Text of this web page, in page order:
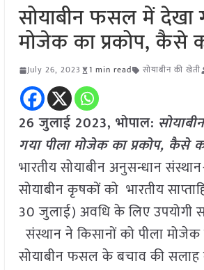
सोयाबीन फसल में देखा
मोजेक का प्रकोप, कैसे
July 26, 2023 1 min read सोयाबीन की खेती
26 जुलाई 2023, भोपाल:
गया पीला मोजेक का प्रकोप, कैसे
भारतीय सोयाबीन अनुसन्धान संस्थान-
सोयाबीन कृषकों को भारतीय
30 जुलाई) अवधि के लिए उपयोगी
संस्थान ने किसानों को पीला
सोयाबीन फसल के बचाव की सलाह